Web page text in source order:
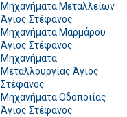
Μηχανήματα Μεταλλείων
Άγιος Στέφανος
Μηχανήματα Μαρμάρου
Άγιος Στέφανος
Μηχανήματα
Μεταλλουργίας Άγιος
Στέφανος
Μηχανήματα Οδοποιίας
Άγιος Στέφανος